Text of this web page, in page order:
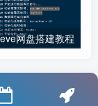
网盘搭建教程